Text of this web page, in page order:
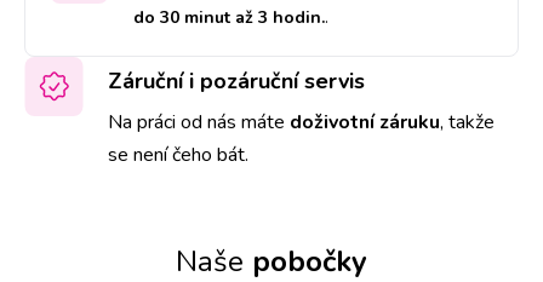
do 30 minut až 3 hodin..
Záruční i pozáruční servis
Na práci od nás máte doživotní záruku, takže
se není čeho bát.
Naše pobočky